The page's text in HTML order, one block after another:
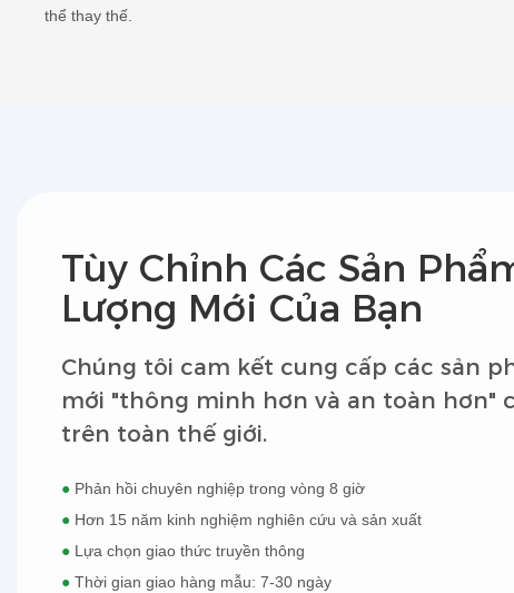
thể thay thế.
Tùy Chỉnh Các Sản
Lượng Mới Của Bạn
Chúng tôi cam kết cung cấp các sản
mới "thông minh hơn và an toàn hơn"
trên toàn thế giới.
● Phản hồi chuyên nghiệp trong vòng 8 giờ
● Hơn 15 năm kinh nghiệm nghiên cứu và sản xuất
● Lựa chọn giao thức truyền thông
●Thời gian giao hàng mẫu: 7-30 ngày